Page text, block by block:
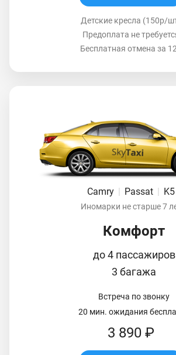
Детские кресла (150р/
Предоплата не
Бесплатная отмена за
Camry Passat K5
Иномарки не старше 7
Комфорт
до 4 пассажиров
3 багажа
Встреча по звонку
20 мин. ожидания
3 890 ₽